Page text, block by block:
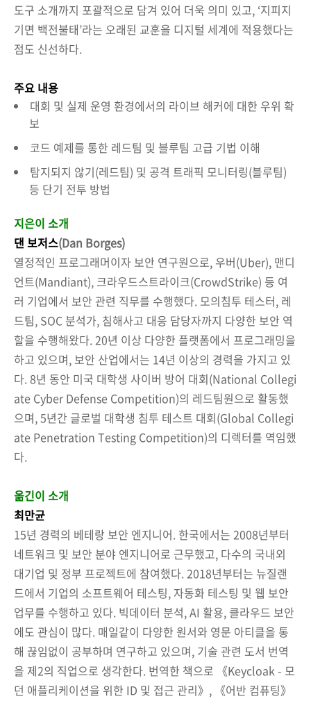
도구 소개까지 포괄적으로 담겨 있어 더욱 의미 있고, ‘지피지
기면 백전불태’라는 오래된 교훈을 디지털 세계에 적용했다는
점도 신선하다.
주요 내용
대회 및 실제 운영 환경에서의 라이브 해커에 대한 우위 확
보
코드 예제를 통한 레드팀 및 블루팀 고급 기법 이해
탐지되지 않기(레드팀) 및 공격 트래픽 모니터링(블루팀)
등 단기 전투 방법
지은이 소개
댄 보저스(Dan Borges)
열정적인 프로그래머이자 보안 연구원으로, 우버(Uber), 맨디
언트(Mandiant), 크라우드스트라이크(CrowdStrike) 등 여
러 기업에서 보안 관련 직무를 수행했다. 모의침투 테스터, 레
드팀, SOC 분석가, 침해사고 대응 담당자까지 다양한 보안 역
할을 수행해왔다. 20년 이상 다양한 플랫폼에서 프로그래밍을
하고 있으며, 보안 산업에서는 14년 이상의 경력을 가지고 있
다. 8년 동안 미국 대학생 사이버 방어 대회(National Collegi
ate Cyber Defense Competition)의 레드팀원으로 활동했
으며, 5년간 글로벌 대학생 침투 테스트 대회(Global Collegi
ate Penetration Testing Competition)의 디렉터를 역임했
다.
옮긴이 소개
최만균
15년 경력의 베테랑 보안 엔지니어. 한국에서는 2008년부터
네트워크 및 보안 분야 엔지니어로 근무했고, 다수의 국내외
대기업 및 정부 프로젝트에 참여했다. 2018년부터는 뉴질랜
드에서 기업의 소프트웨어 테스팅, 자동화 테스팅 및 웹 보안
업무를 수행하고 있다. 빅데이터 분석, AI 활용, 클라우드 보안
에도 관심이 많다. 매일같이 다양한 원서와 영문 아티클을 통
해 끊임없이 공부하며 연구하고 있으며, 기술 관련 도서 번역
을 제2의 직업으로 생각한다. 번역한 책으로 《Keycloak - 모
던 애플리케이션을 위한 ID 및 접근 관리》, 《어반 컴퓨팅》